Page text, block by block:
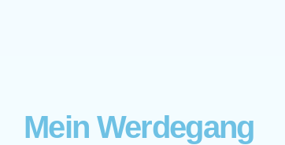
Mein Werdegang